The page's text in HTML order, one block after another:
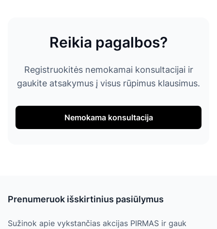
Reikia pagalbos?
Registruokitės nemokamai konsultacijai ir
gaukite atsakymus į visus rūpimus klausimus.
Nemokama konsultacija
Prenumeruok išskirtinius pasiūlymus
Sužinok apie vykstančias akcijas PIRMAS ir gauk